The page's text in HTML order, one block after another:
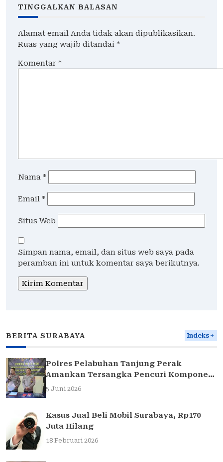
TINGGALKAN BALASAN
Alamat email Anda tidak akan dipublikasikan.
Ruas yang wajib ditandai *
Komentar *
Nama *
Email *
Situs Web
Simpan nama, email, dan situs web saya pada
peramban ini untuk komentar saya berikutnya.
BERITA SURABAYA Indeks
Polres Pelabuhan Tanjung Perak
Amankan Tersangka Pencuri Komponen
Traffic Light di Surabaya
5 Juni 2026
Kasus Jual Beli Mobil Surabaya, Rp170
Juta Hilang
18 Februari 2026